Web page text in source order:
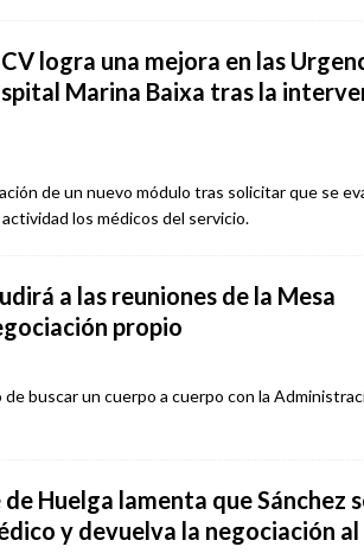
CV logra una mejora en las
Marina Baixa tras la
de un nuevo módulo tras solicitar que se
los médicos del servicio.
a las reuniones de la Mesa
propio
buscar un cuerpo a cuerpo con la
Huelga lamenta que Sánchez
y devuelva la negociación al